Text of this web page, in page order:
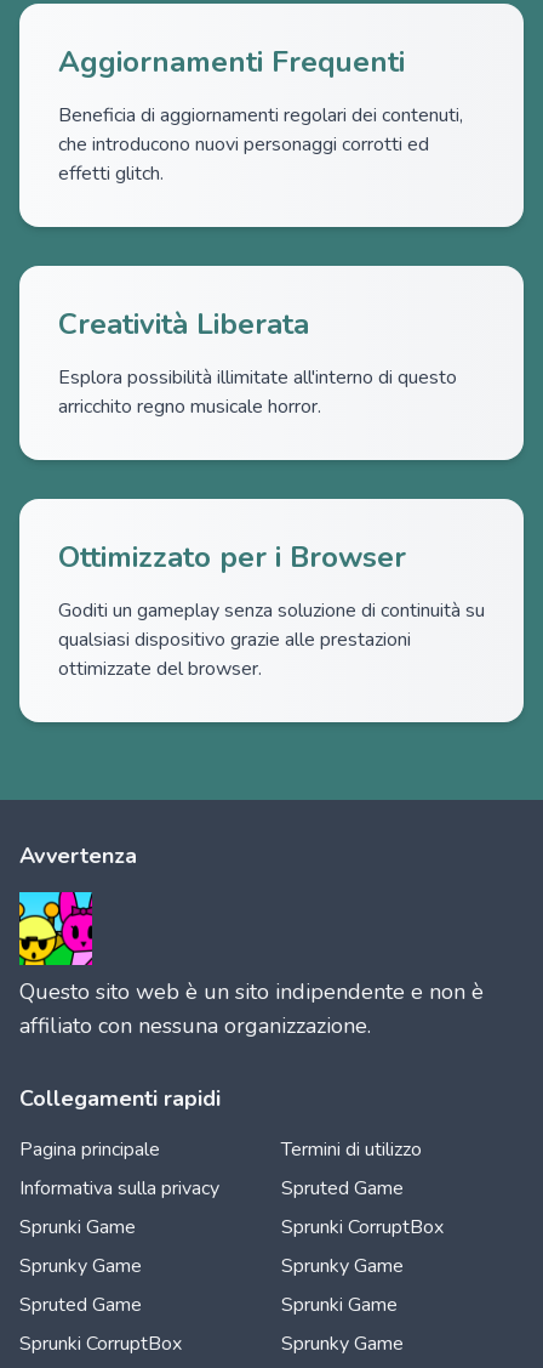
Aggiornamenti Frequenti
Beneficia di aggiornamenti regolari dei contenuti,
che introducono nuovi personaggi corrotti ed
effetti glitch.
Creatività Liberata
Esplora possibilità illimitate all'interno di questo
arricchito regno musicale horror.
Ottimizzato per i Browser
Goditi un gameplay senza soluzione di continuità su
qualsiasi dispositivo grazie alle prestazioni
ottimizzate del browser.
Avvertenza
Questo sito web è un sito indipendente e non è
affiliato con nessuna organizzazione.
Collegamenti rapidi
Pagina principale
Termini di utilizzo
Informativa sulla privacy
Spruted Game
Sprunki Game
Sprunki CorruptBox
Sprunky Game
Sprunky Game
Spruted Game
Sprunki Game
Sprunki CorruptBox
Sprunky Game